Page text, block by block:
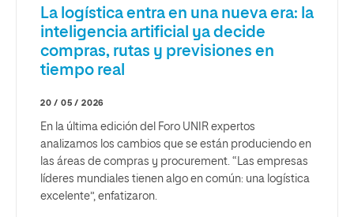
La logística entra en una nueva era: la
inteligencia artificial ya decide
compras, rutas y previsiones en
tiempo real
20 / 05 / 2026
En la última edición del Foro UNIR expertos
analizamos los cambios que se están produciendo en
las áreas de compras y procurement. “Las empresas
líderes mundiales tienen algo en común: una logística
excelente”, enfatizaron.